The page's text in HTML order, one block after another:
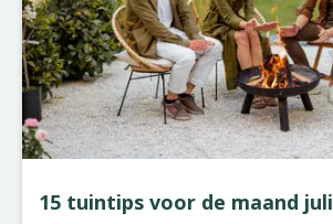
15 tuintips voor de maand juli